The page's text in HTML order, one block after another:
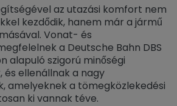
az utazási komfort nem
kezdődik, hanem már a jármű
Vonat- és
a Deutsche Bahn DBS
alapuló szigorú minőségi
ellenállnak a nagy
amelyeknek a tömegközlekedési
ki vannak téve.